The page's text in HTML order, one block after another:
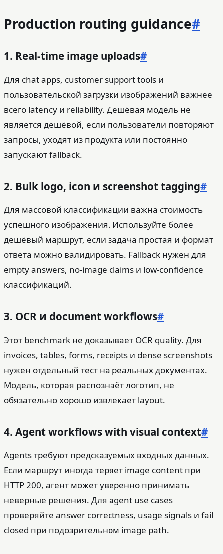
Production routing guidance#
1. Real-time image uploads#
Для chat apps, customer support tools и
пользовательской загрузки изображений важнее
всего latency и reliability. Дешёвая модель не
является дешёвой, если пользователи повторяют
запросы, уходят из продукта или постоянно
запускают fallback.
2. Bulk logo, icon и screenshot tagging#
Для массовой классификации важна стоимость
успешного изображения. Используйте более
дешёвый маршрут, если задача простая и формат
ответа можно валидировать. Fallback нужен для
empty answers, no-image claims и low-confidence
классификаций.
3. OCR и document workflows#
Этот benchmark не доказывает OCR quality. Для
invoices, tables, forms, receipts и dense screenshots
нужен отдельный тест на реальных документах.
Модель, которая распознаёт логотип, не
обязательно хорошо извлекает layout.
4. Agent workflows with visual context#
Agents требуют предсказуемых входных данных.
Если маршрут иногда теряет image content при
HTTP 200, агент может уверенно принимать
неверные решения. Для agent use cases
проверяйте answer correctness, usage signals и fail
closed при подозрительном image path.